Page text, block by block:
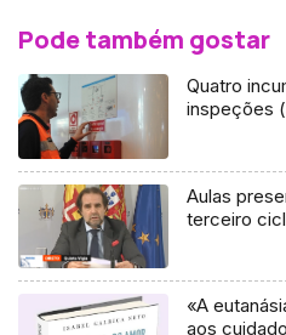
Pode também gostar
Quatro
inspeções
Aulas
terceiro
«A
aos